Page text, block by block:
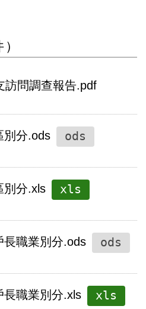
訪問調查報告.pdf
別分.ods ods
別分.xls xls
長職業別分.ods ods
長職業別分.xls xls